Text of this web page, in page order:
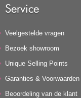
Service
Veelgestelde vragen
Bezoek showroom
Unique Selling Points
Garanties & Voorwaarden
Beoordeling van de klant